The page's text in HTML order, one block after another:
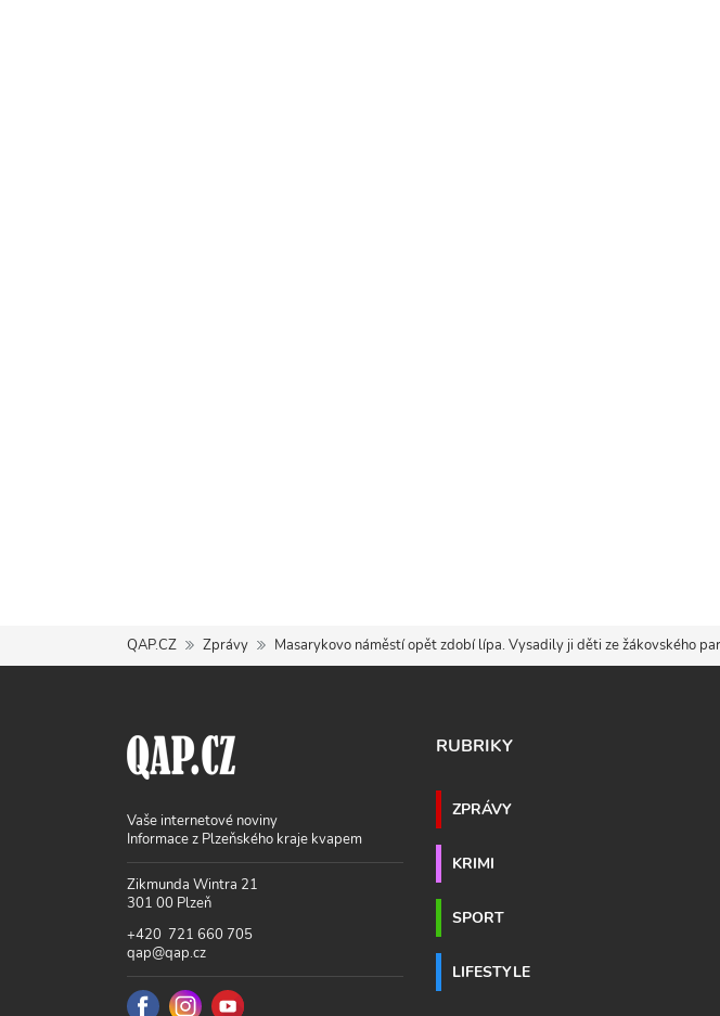
QAP.CZ Zprávy Masarykovo náměstí opět zdobí lípa. Vysadily ji děti ze žákovského
Vaše internetové noviny
Informace z Plzeňského kraje kvapem
Zikmunda Wintra 21
301 00 Plzeň
+420 721 660 705
qap@qap.cz
RUBRIKY
ZPRÁVY
KRIMI
SPORT
LIFESTYLE